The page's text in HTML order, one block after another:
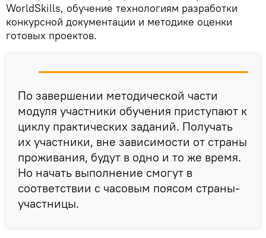
WorldSkills, обучение технологиям разработки
конкурсной документации и методике оценки
готовых проектов.
По завершении методической части
модуля участники обучения приступают к
циклу практических заданий. Получать
их участники, вне зависимости от страны
проживания, будут в одно и то же время.
Но начать выполнение смогут в
соответствии с часовым поясом страны-
участницы.